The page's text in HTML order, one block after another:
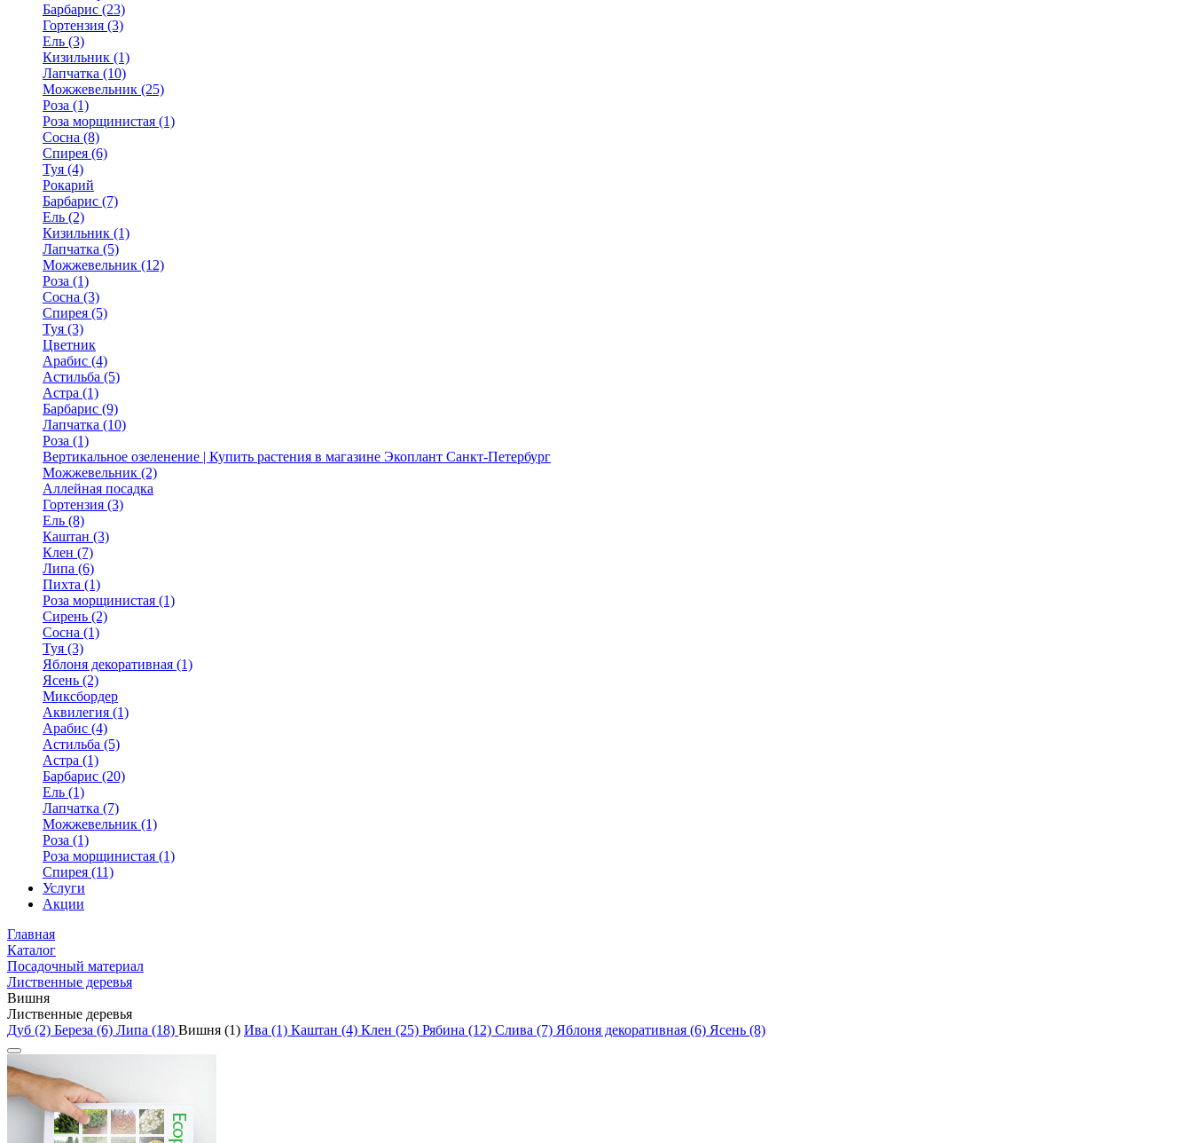
Барбарис (23)
Гортензия (3)
Ель (3)
Кизильник (1)
Лапчатка (10)
Можжевельник (25)
Роза (1)
Роза морщинистая (1)
Сосна (8)
Спирея (6)
Туя (4)
Рокарий
Барбарис (7)
Ель (2)
Кизильник (1)
Лапчатка (5)
Можжевельник (12)
Роза (1)
Сосна (3)
Спирея (5)
Туя (3)
Цветник
Арабис (4)
Астильба (5)
Астра (1)
Барбарис (9)
Лапчатка (10)
Роза (1)
Вертикальное озеленение | Купить растения в магазине Экоплант Санкт-Петербург
Можжевельник (2)
Аллейная посадка
Гортензия (3)
Ель (8)
Каштан (3)
Клен (7)
Липа (6)
Пихта (1)
Роза морщинистая (1)
Сирень (2)
Сосна (1)
Туя (3)
Яблоня декоративная (1)
Ясень (2)
Миксбордер
Аквилегия (1)
Арабис (4)
Астильба (5)
Астра (1)
Барбарис (20)
Ель (1)
Лапчатка (7)
Можжевельник (1)
Роза (1)
Роза морщинистая (1)
Спирея (11)
Услуги
Акции
Главная
Каталог
Посадочный материал
Лиственные деревья
Вишня
Лиственные деревья
Дуб (2) Береза (6) Липа (18) Вишня (1) Ива (1) Каштан (4) Клен (25) Рябина (12) Слива (7) Яблоня декоративная (6) Ясень (8)